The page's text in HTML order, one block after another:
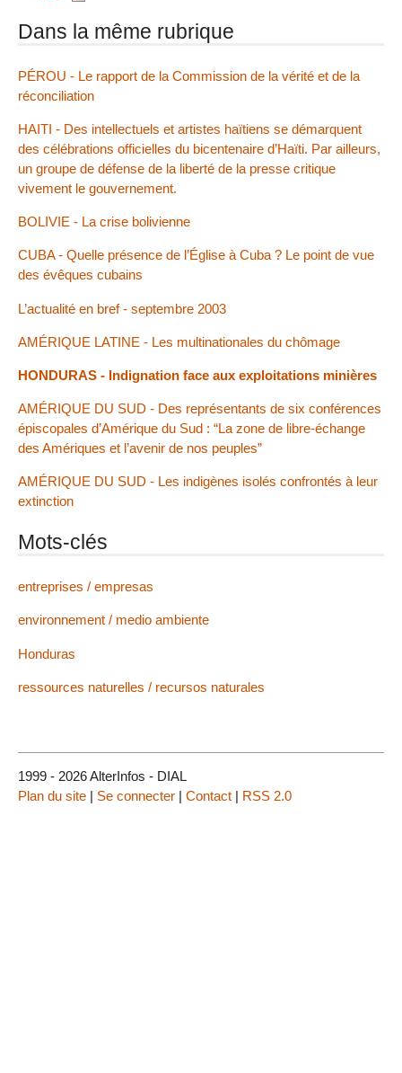
Dans la même rubrique
PÉROU - Le rapport de la Commission de la vérité et de la
réconciliation
HAITI - Des intellectuels et artistes haïtiens se démarquent
des célébrations officielles du bicentenaire d’Haïti. Par ailleurs,
un groupe de défense de la liberté de la presse critique
vivement le gouvernement.
BOLIVIE - La crise bolivienne
CUBA - Quelle présence de l’Église à Cuba ? Le point de vue
des évêques cubains
L’actualité en bref - septembre 2003
AMÉRIQUE LATINE - Les multinationales du chômage
HONDURAS - Indignation face aux exploitations minières
AMÉRIQUE DU SUD - Des représentants de six conférences
épiscopales d’Amérique du Sud : “La zone de libre-échange
des Amériques et l’avenir de nos peuples”
AMÉRIQUE DU SUD - Les indigènes isolés confrontés à leur
extinction
Mots-clés
entreprises / empresas
environnement / medio ambiente
Honduras
ressources naturelles / recursos naturales
1999 - 2026 AlterInfos - DIAL
Plan du site | Se connecter | Contact | RSS 2.0